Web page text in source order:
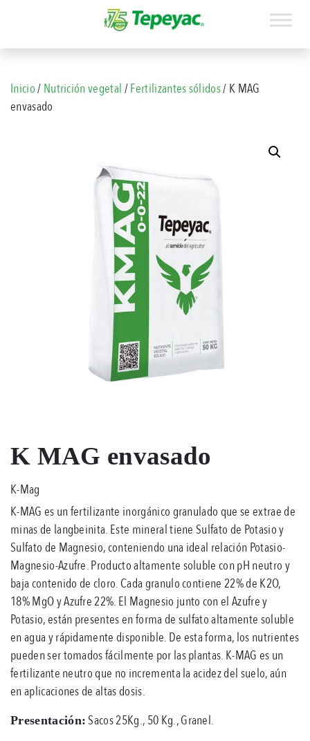
Inicio/ Nutrición vegetal /Fertilizantes sólidos/ K MAG
envasado
K MAG envasado
K-Mag
K-MAG es un fertilizante inorgánico granulado que se extrae de
minas de langbeinita. Este mineral tiene Sulfato de Potasio y
Sulfato de Magnesio, conteniendo una ideal relación Potasio-
Magnesio-Azufre. Producto altamente soluble con pH neutro y
baja contenido de cloro. Cada granulo contiene 22% de K2O,
18% MgO y Azufre 22%. El Magnesio junto con el Azufre y
Potasio, están presentes en forma de sulfato altamente soluble
en agua y rápidamente disponible. De esta forma, los nutrientes
pueden ser tomados fácilmente por las plantas. K-MAG es un
fertilizante neutro que no incrementa la acidez del suelo, aún
en aplicaciones de altas dosis.
Presentación: Sacos 25Kg., 50 Kg., Granel.